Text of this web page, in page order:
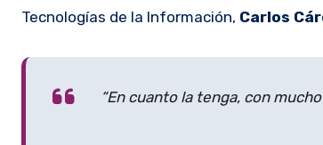
Tecnologías de la Información, Carlos
“En cuanto la tenga, con